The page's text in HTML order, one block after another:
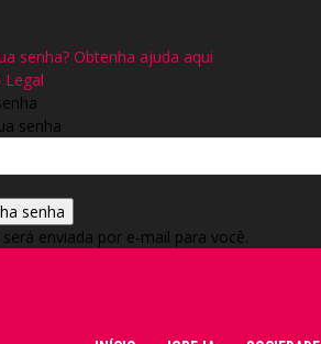
senha? Obtenha ajuda aqui
senha
enviada por e-mail para você.